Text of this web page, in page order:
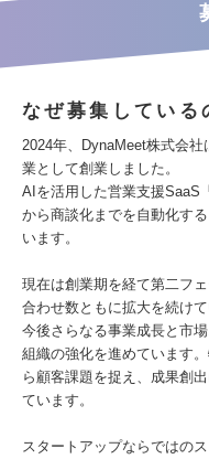
なぜ募集している
2024年、DynaMeet株式会
業として創業しました。
AIを活用した営業支援SaaS
から商談化までを自動化す
います。
現在は創業期を経て第二フ
合わせ数ともに拡大を続けて
今後さらなる事業成長と市
組織の強化を進めています
ら顧客課題を捉え、成果創
ています。
スタートアップならではの